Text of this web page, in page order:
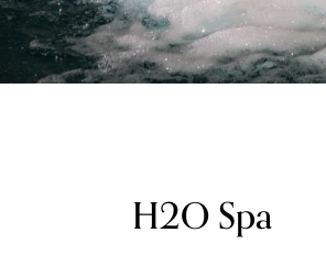
H2O Spa